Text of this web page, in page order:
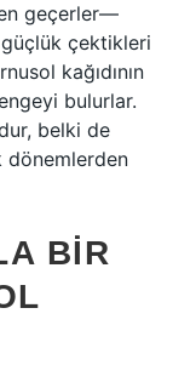
geçerler—
çektikleri
kağıdının
bulurlar.
belki de
dönemlerden
BIR